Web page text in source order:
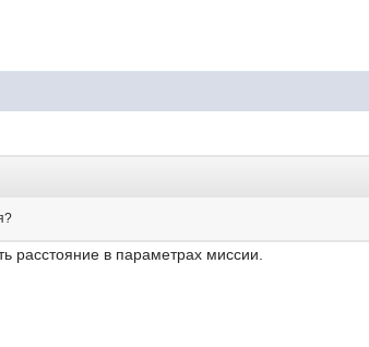
расстояние в параметрах миссии.